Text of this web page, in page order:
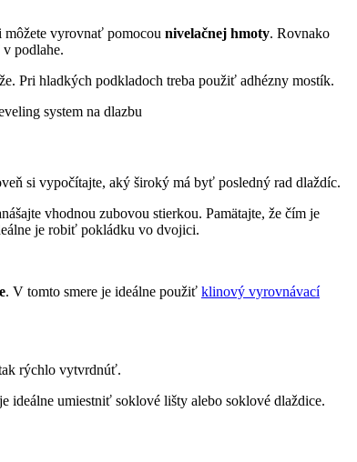
vyrovnať pomocou nivelačnej hmoty. Rovnako
podlahe.
Pri hladkých podkladoch treba použiť adhézny mostík.
si vypočítajte, aký široký má byť posledný rad dlaždíc.
vhodnou zubovou stierkou. Pamätajte, že čím je
je robiť pokládku vo dvojici.
. V tomto smere je ideálne použiť klinový vyrovnávací
rýchlo vytvrdnúť.
ideálne umiestniť soklové lišty alebo soklové dlaždice.